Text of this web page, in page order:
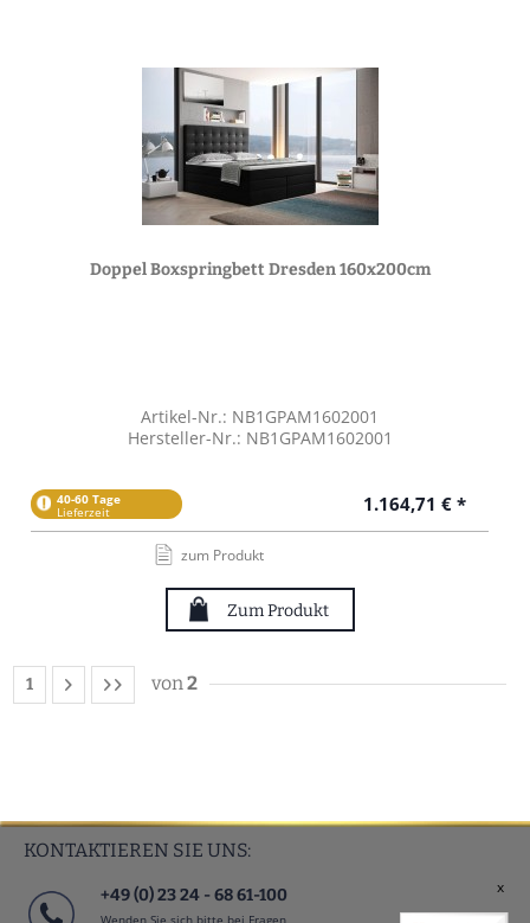
Doppel Boxspringbett Dresden 160x200cm
Artikel-Nr.: NB1GPAM1602001
Hersteller-Nr.: NB1GPAM1602001
40-60 Tage
Lieferzeit 1.164,71 € *
zum Produkt
Zum Produkt
1 von2
KONTAKTIEREN SIE UNS:
+49 (0) 23 24 - 68 61-100
Wenden Sie sich bitte bei Fragen
x